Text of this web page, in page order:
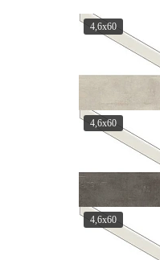
4,6x60
4,6x60
4,6x60